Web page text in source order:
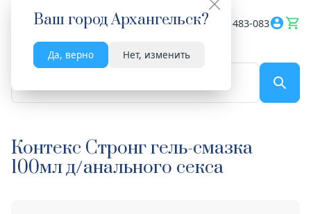
Ваш городАрхангельск?
Да, верно Нет, изменить
Весь сайт 8182 483-083
Контекс Стронг гель-смазка
100мл д/анального секса